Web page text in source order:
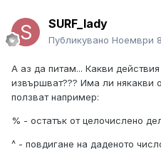
SURF_lady
Публикувано Ноември
А аз да питам... Какви
извършват??? Има ли някакви
ползват например:
% - остатък от целочислено
^ - повдигане на даденото